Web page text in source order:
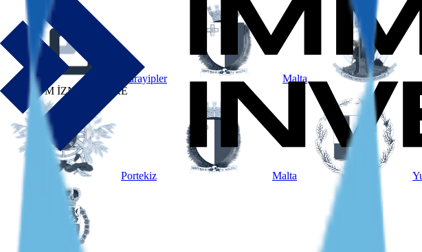
Karayipler Malta
OTURUM İZNİNE GÖRE
Portekiz Malta